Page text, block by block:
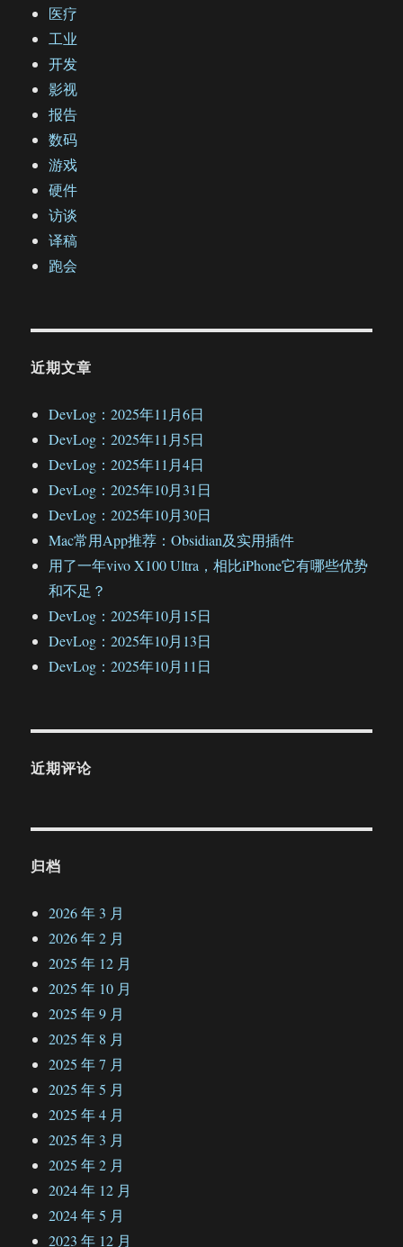
医疗
工业
开发
影视
报告
数码
游戏
硬件
访谈
译稿
跑会
近期文章
DevLog：2025年11月6日
DevLog：2025年11月5日
DevLog：2025年11月4日
DevLog：2025年10月31日
DevLog：2025年10月30日
Mac常用App推荐：Obsidian及实用插件
用了一年vivo X100 Ultra，相比iPhone它有哪些优势
和不足？
DevLog：2025年10月15日
DevLog：2025年10月13日
DevLog：2025年10月11日
近期评论
归档
2026 年 3 月
2026 年 2 月
2025 年 12 月
2025 年 10 月
2025 年 9 月
2025 年 8 月
2025 年 7 月
2025 年 5 月
2025 年 4 月
2025 年 3 月
2025 年 2 月
2024 年 12 月
2024 年 5 月
2023 年 12 月